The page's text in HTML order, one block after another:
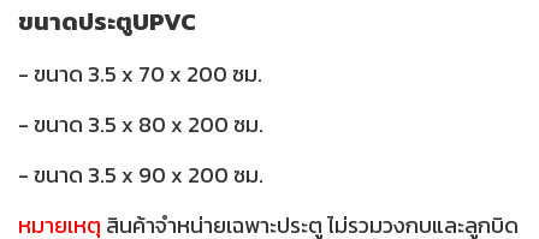
ขนาดประตูUPVC
- ขนาด 3.5 x 70 x 200 ซม.
- ขนาด 3.5 x 80 x 200 ซม.
- ขนาด 3.5 x 90 x 200 ซม.
หมายเหตุ สินค้าจำหน่ายเฉพาะประตู ไม่รวมวงกบและลูกบิด